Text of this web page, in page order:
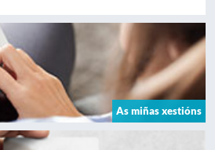
As miñas xestións